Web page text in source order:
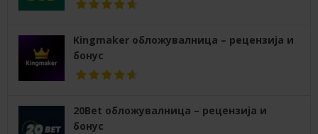
Kingmaker обложувалница – рецензија и
бонус
20Bet обложувалница – рецензија и
бонус